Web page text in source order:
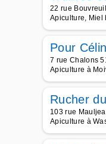
22 rue
Apiculture, Miel
Pour
7 rue Chalons
Apiculture à
Rucher
103 rue
Apiculture à